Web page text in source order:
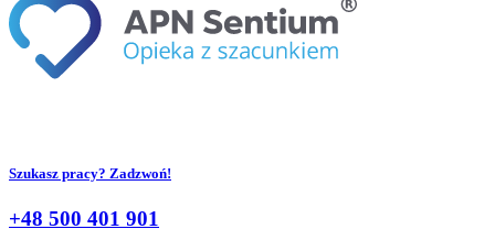
Szukasz pracy? Zadzwoń!
+48 500 401 901